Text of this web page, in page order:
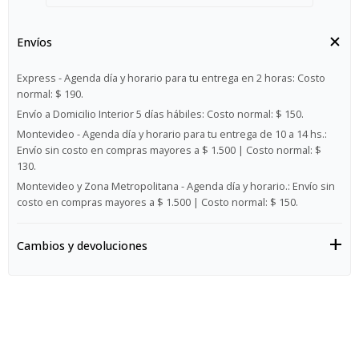
Envíos
Express - Agenda día y horario para tu entrega en 2 horas: Costo
normal: $ 190.
Envío a Domicilio Interior 5 días hábiles: Costo normal: $ 150.
Montevideo - Agenda día y horario para tu entrega de 10 a 14 hs.:
Envío sin costo en compras mayores a $ 1.500 | Costo normal: $
130.
Montevideo y Zona Metropolitana - Agenda día y horario.: Envío sin
costo en compras mayores a $ 1.500 | Costo normal: $ 150.
Cambios y devoluciones